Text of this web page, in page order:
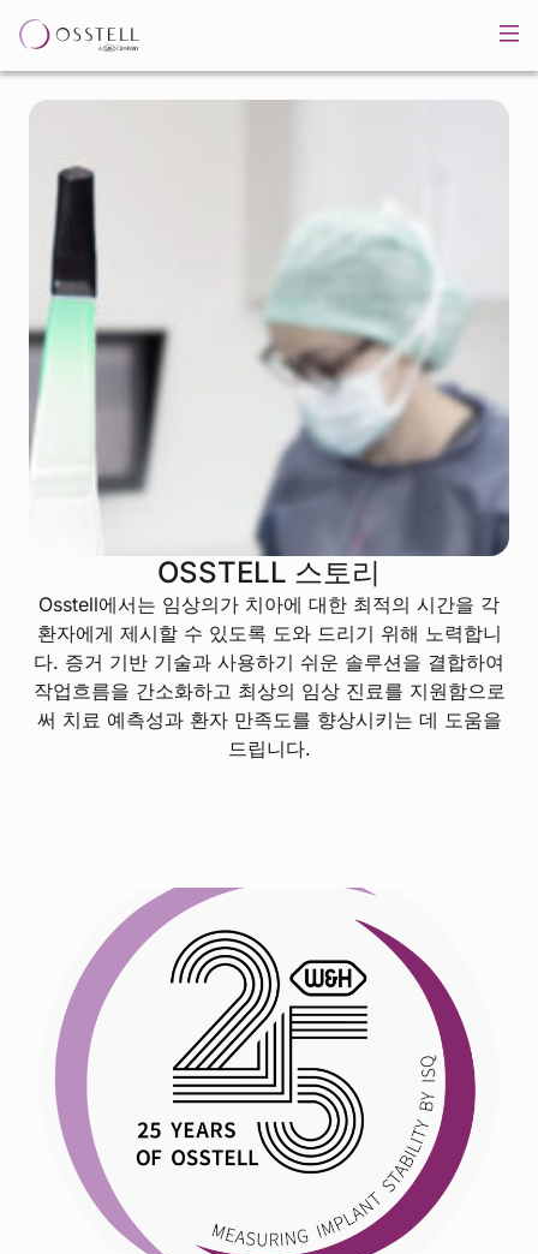
OSSTELL 스토리
Osstell에서는 임상의가 치아에 대한 최적의 시간을 각
환자에게 제시할 수 있도록 도와 드리기 위해 노력합니
다. 증거 기반 기술과 사용하기 쉬운 솔루션을 결합하여
작업흐름을 간소화하고 최상의 임상 진료를 지원함으로
써 치료 예측성과 환자 만족도를 향상시키는 데 도움을
드립니다.